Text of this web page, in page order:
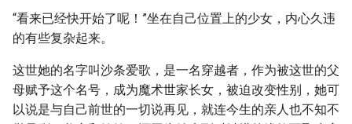
“看来已经快开始了呢！”坐在自己位置上的少女，内心久违
的有些复杂起来。
这世她的名字叫沙条爱歌，是一名穿越者，作为被这世的父
母赋予这个名号，成为魔术世家长女，被迫改变性别，她可
以说是与自己前世的一切说再见，就连今生的亲人也不知不